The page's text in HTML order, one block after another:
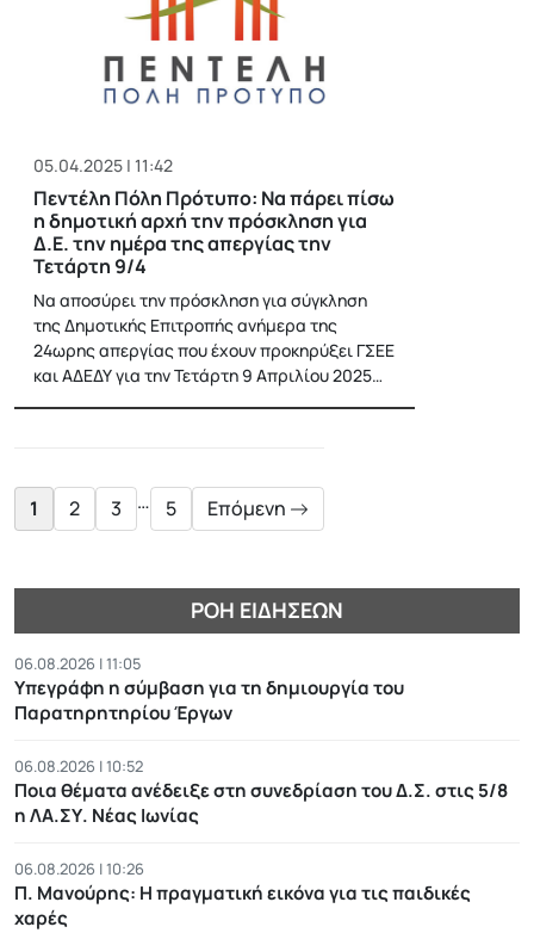
05.04.2025 | 11:42
Πεντέλη Πόλη Πρότυπο: Να πάρει πίσω
η δημοτική αρχή την πρόσκληση για
Δ.Ε. την ημέρα της απεργίας την
Τετάρτη 9/4
Να αποσύρει την πρόσκληση για σύγκληση
της Δημοτικής Επιτροπής ανήμερα της
24ωρης απεργίας που έχουν προκηρύξει ΓΣΕΕ
και ΑΔΕΔΥ για την Τετάρτη 9 Απριλίου 2025…
1 2 3 … 5 Επόμενη
ΡΟΉ ΕΙΔΉΣΕΩΝ
06.08.2026 | 11:05
Υπεγράφη η σύμβαση για τη δημιουργία του
Παρατηρητηρίου Έργων
06.08.2026 | 10:52
Ποια θέματα ανέδειξε στη συνεδρίαση του Δ.Σ. στις 5/8
η ΛΑ.ΣΥ. Νέας Ιωνίας
06.08.2026 | 10:26
Π. Μανούρης: H πραγματική εικόνα για τις παιδικές
χαρές